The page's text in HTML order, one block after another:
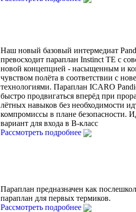
Наш новый базовый интермедиат
превосходит параплан Instinct TE с
новой концепцией - насыщенным и
чувством полёта в соответствии с
технологиями. Параплан ICARO
быстро продвигаться вперёд при
лётных навыков без необходимости
компромиссы в плане безопасности.
вариант для входа в В-класс
Рассмотреть подробнее
Параплан предназначен как
параплан для первых термиков.
Рассмотреть подробнее